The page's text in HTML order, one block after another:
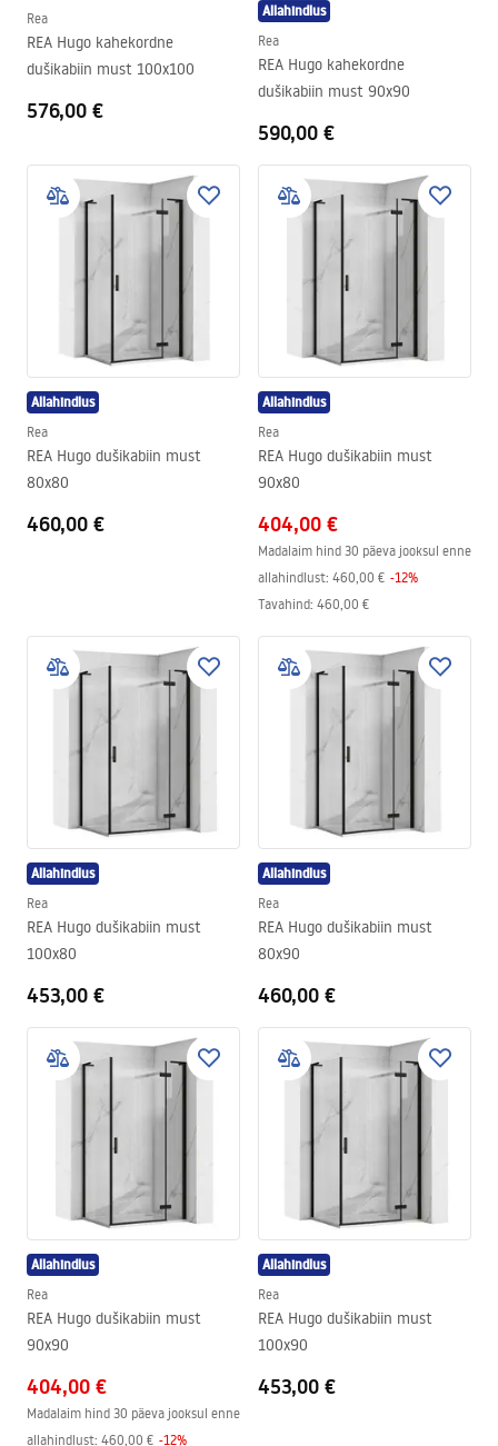
Rea
REA Hugo kahekordne
dušikabiin must 100x100
576,00 €
Allahindlus
Rea
REA Hugo kahekordne
dušikabiin must 90x90
590,00 €
Allahindlus
Rea
REA Hugo dušikabiin must
80x80
460,00 €
Allahindlus
Rea
REA Hugo dušikabiin must
90x80
404,00 €
Madalaim hind 30 päeva jooksul enne
allahindlust: 460,00 € -12%
Tavahind: 460,00 €
Allahindlus
Rea
REA Hugo dušikabiin must
100x80
453,00 €
Allahindlus
Rea
REA Hugo dušikabiin must
80x90
460,00 €
Allahindlus
Rea
REA Hugo dušikabiin must
90x90
404,00 €
Madalaim hind 30 päeva jooksul enne
allahindlust: 460,00 € -12%
Allahindlus
Rea
REA Hugo dušikabiin must
100x90
453,00 €